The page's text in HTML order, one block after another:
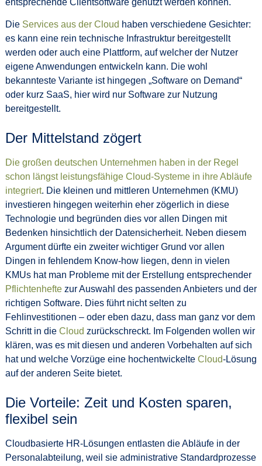
entsprechende Clientsoftware genutzt werden können.
Die Services aus der Cloud haben verschiedene Gesichter:
es kann eine rein technische Infrastruktur bereitgestellt
werden oder auch eine Plattform, auf welcher der Nutzer
eigene Anwendungen entwickeln kann. Die wohl
bekannteste Variante ist hingegen „Software on Demand“
oder kurz SaaS, hier wird nur Software zur Nutzung
bereitgestellt.
Der Mittelstand zögert
Die großen deutschen Unternehmen haben in der Regel
schon längst leistungsfähige Cloud-Systeme in ihre Abläufe
integriert. Die kleinen und mittleren Unternehmen (KMU)
investieren hingegen weiterhin eher zögerlich in diese
Technologie und begründen dies vor allen Dingen mit
Bedenken hinsichtlich der Datensicherheit. Neben diesem
Argument dürfte ein zweiter wichtiger Grund vor allen
Dingen in fehlendem Know-how liegen, denn in vielen
KMUs hat man Probleme mit der Erstellung entsprechender
Pflichtenheftezur Auswahl des passenden Anbieters und der
richtigen Software. Dies führt nicht selten zu
Fehlinvestitionen – oder eben dazu, dass man ganz vor dem
Schritt in die Cloud zurückschreckt. Im Folgenden wollen wir
klären, was es mit diesen und anderen Vorbehalten auf sich
hat und welche Vorzüge eine hochentwickelte Cloud-Lösung
auf der anderen Seite bietet.
Die Vorteile: Zeit und Kosten sparen,
flexibel sein
Cloudbasierte HR-Lösungen entlasten die Abläufe in der
Personalabteilung, weil sie administrative Standardprozesse